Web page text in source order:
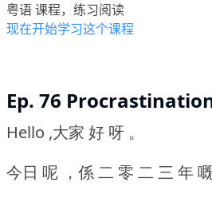
粤语 课程，练习阅读
现在开始学习这个课程
Ep. 76
Hello ,大家 好 呀 。
今日 呢 ，係 二 零 二 三 年